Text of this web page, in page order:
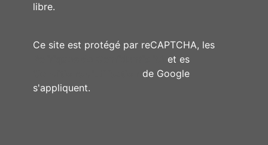
libre.
Ce site est protégé par reCAPTCHA, les
et es
de Google
s'appliquent.